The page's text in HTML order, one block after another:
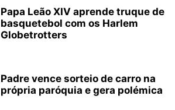
Papa Leão XIV aprende truque de
basquetebol com os Harlem
Globetrotters
Padre vence sorteio de carro na
própria paróquia e gera polémica